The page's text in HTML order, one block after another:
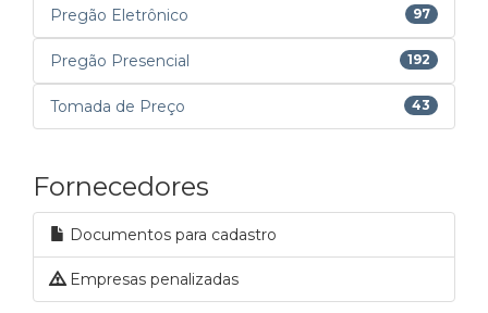
Pregão Eletrônico 97
Pregão Presencial 192
Tomada de Preço 43
Fornecedores
Documentos para cadastro
Empresas penalizadas